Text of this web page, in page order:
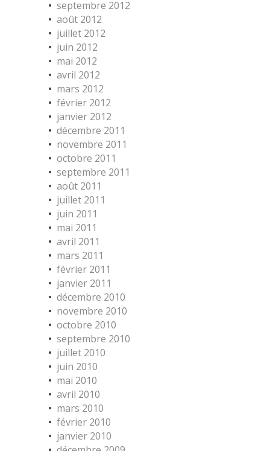
septembre 2012
août 2012
juillet 2012
juin 2012
mai 2012
avril 2012
mars 2012
février 2012
janvier 2012
décembre 2011
novembre 2011
octobre 2011
septembre 2011
août 2011
juillet 2011
juin 2011
mai 2011
avril 2011
mars 2011
février 2011
janvier 2011
décembre 2010
novembre 2010
octobre 2010
septembre 2010
juillet 2010
juin 2010
mai 2010
avril 2010
mars 2010
février 2010
janvier 2010